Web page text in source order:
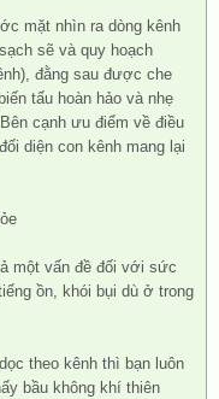
mặt nhìn ra dòng kênh
sẽ và quy hoạch
đằng sau được che
tấu hoàn hảo và nhẹ
cạnh ưu điểm về điều
diện con kênh mang lại
một vấn đề đối với sức
ồn, khói bụi dù ở trong
theo kênh thì bạn luôn
bầu không khí thiên